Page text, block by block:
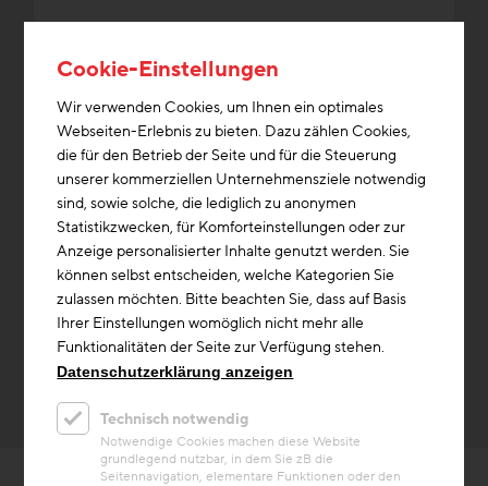
Themen aus der Kategorie Low
Tech, die aktuell gefragt sind
Bauwirtschaft Unterlagen/Downloads Förderung Innovation
Cookie-Einstellungen
Wir verwenden Cookies, um Ihnen ein optimales
Webseiten-Erlebnis zu bieten. Dazu zählen Cookies,
die für den Betrieb der Seite und für die Steuerung
unserer kommerziellen Unternehmensziele notwendig
sind, sowie solche, die lediglich zu anonymen
Statistikzwecken, für Komforteinstellungen oder zur
Anzeige personalisierter Inhalte genutzt werden. Sie
können selbst entscheiden, welche Kategorien Sie
zulassen möchten. Bitte beachten Sie, dass auf Basis
Ihrer Einstellungen womöglich nicht mehr alle
Funktionalitäten der Seite zur Verfügung stehen.
Datenschutzerklärung anzeigen
Technisch notwendig
Notwendige Cookies machen diese Website
grundlegend nutzbar, in dem Sie zB die
Seitennavigation, elementare Funktionen oder den